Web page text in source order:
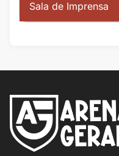
Sala de Imprensa